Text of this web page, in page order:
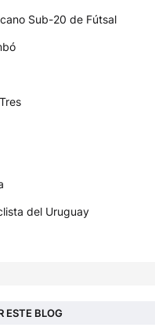
Sub-20 de Fútsal
del Uruguay
ESTE BLOG